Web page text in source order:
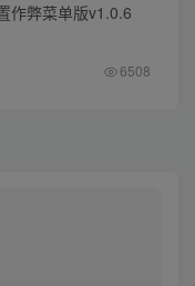
作弊菜单版v1.0.6
6508